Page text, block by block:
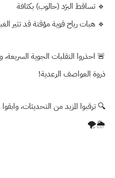
🔹 تساقط البرَد (حالوب) بكثافة
🔹 هبات رياح قوية مؤقتة قد تثير
🚨 احذروا التقلبات الجوية السريعة،
ذروة العواصف الرعدية!
🔍 ترقبوا المزيد من التحديثات،
🌦️🌪️